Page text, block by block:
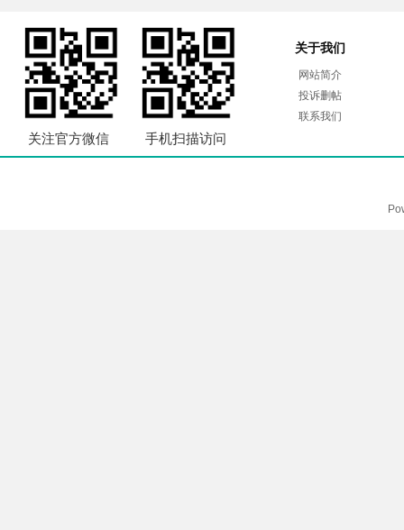
关注官方微信 手机扫描访问
关于我们
网站简介
投诉删帖
联系我们